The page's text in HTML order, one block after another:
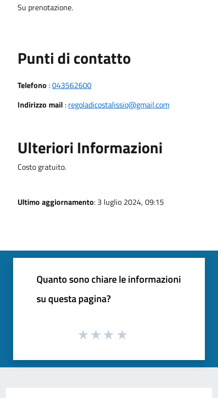
Su prenotazione.
Punti di contatto
Telefono :043562600
Indirizzo mail : regoladicostalissio@gmail.com
Ulteriori Informazioni
Costo gratuito.
Ultimo aggiornamento: 3 luglio 2024, 09:15
Quanto sono chiare le informazioni
su questa pagina?